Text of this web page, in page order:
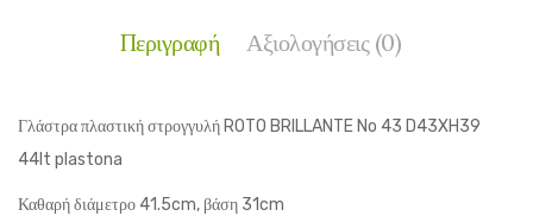
Περιγραφή Αξιολογήσεις (0)
Γλάστρα πλαστική στρογγυλή ROTO BRILLANTE No 43 D43XH39
44lt plastona
Καθαρή διάμετρο 41.5cm, βάση 31cm